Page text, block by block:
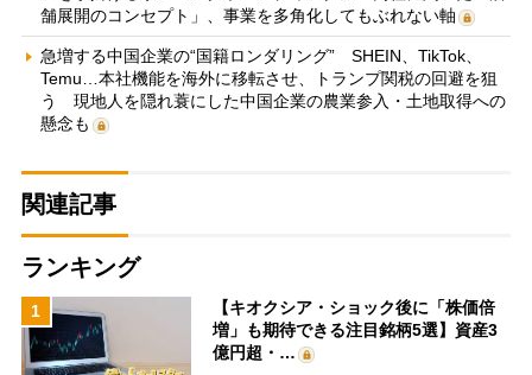
舗展開のコンセプト」、事業を多角化してもぶれない軸
急増する中国企業の“国籍ロンダリング” SHEIN、TikTok、
Temu…本社機能を海外に移転させ、トランプ関税の回避を狙
う 現地人を隠れ蓑にした中国企業の農業参入・土地取得への
懸念も
関連記事
ランキング
1
【キオクシア・ショック後に「株価倍
増」も期待できる注目銘柄5選】資産3
億円超・…